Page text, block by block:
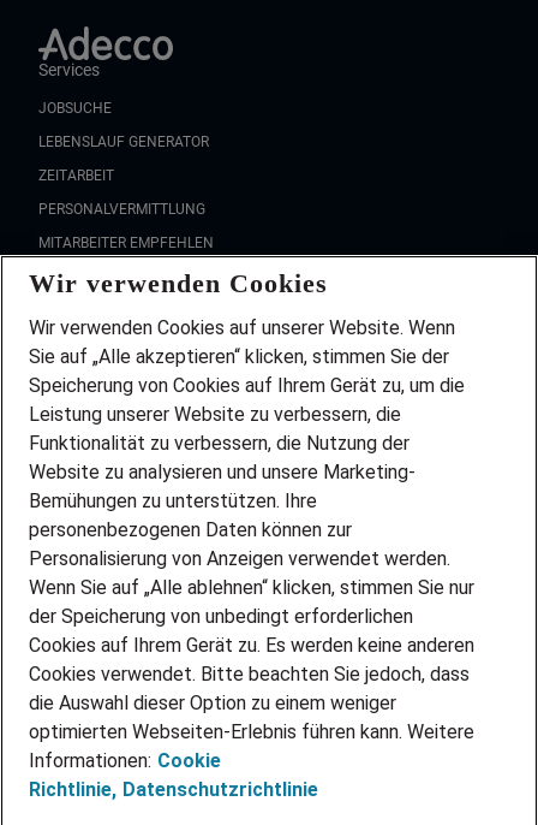
Services
JOBSUCHE
LEBENSLAUF GENERATOR
ZEITARBEIT
PERSONALVERMITTLUNG
MITARBEITER EMPFEHLEN
FAQ
Wir stellen ein!
DEINE BERUFSGRUPPE
DEINE LEBENSSITUATION
PARTNERSHIP WITH AIRBUS
INITIATIV BEWERBEN
ÜBER UNS
STANDORTE
BLOG
PRESSE
KONTAKT
@Adecco 2026
IMPRESSUM
DATENSCHUTZ
Wir verwenden Cookies
Wir verwenden Cookies auf unserer Website. Wenn
Sie auf „Alle akzeptieren“ klicken, stimmen Sie der
Speicherung von Cookies auf Ihrem Gerät zu, um die
Leistung unserer Website zu verbessern, die
Funktionalität zu verbessern, die Nutzung der
Website zu analysieren und unsere Marketing-
Bemühungen zu unterstützen. Ihre
personenbezogenen Daten können zur
Personalisierung von Anzeigen verwendet werden.
Wenn Sie auf „Alle ablehnen“ klicken, stimmen Sie nur
der Speicherung von unbedingt erforderlichen
Cookies auf Ihrem Gerät zu. Es werden keine anderen
Cookies verwendet. Bitte beachten Sie jedoch, dass
die Auswahl dieser Option zu einem weniger
optimierten Webseiten-Erlebnis führen kann. Weitere
Informationen: Cookie
Richtlinie, Datenschutzrichtlinie